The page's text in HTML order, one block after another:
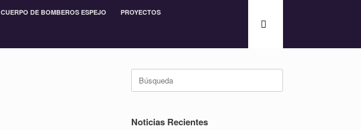
CUERPO DE BOMBEROS ESPEJO PROYECTOS
Noticias Recientes